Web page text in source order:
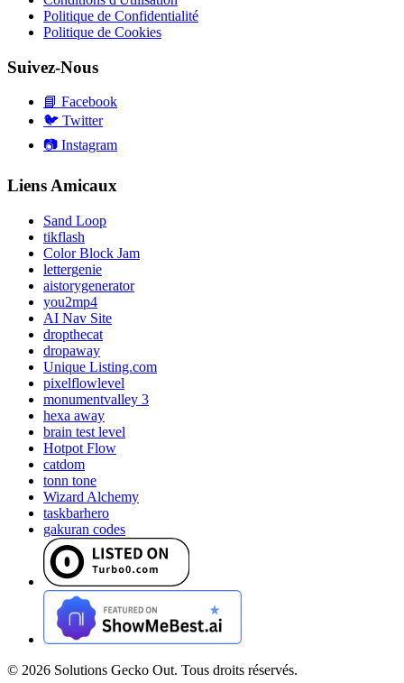
Politique de Confidentialité
Politique de Cookies
Suivez-Nous
📘 Facebook
🐦 Twitter
📷 Instagram
Liens Amicaux
Sand Loop
tikflash
Color Block Jam
lettergenie
aistorygenerator
you2mp4
AI Nav Site
dropthecat
dropaway
Unique Listing.com
pixelflowlevel
monumentvalley 3
hexa away
brain test level
Hotpot Flow
catdom
tonn tone
Wizard Alchemy
taskbarhero
gakuran codes
© 2026 Solutions Gecko Out. Tous droits réservés.